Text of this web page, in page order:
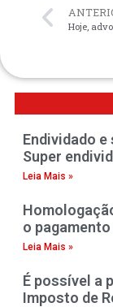
Endividado e
Super
Leia Mais »
o
Leia Mais »
É possível a
Imposto de